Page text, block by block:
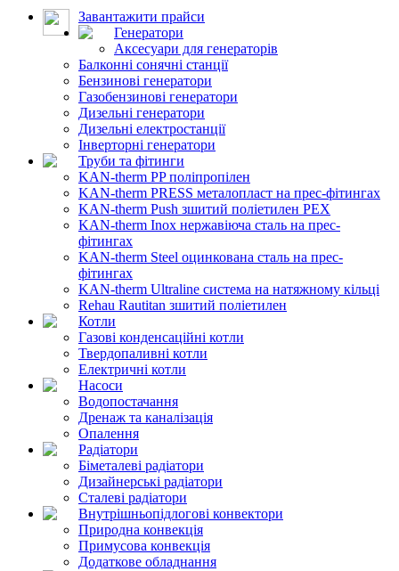
Завантажити прайси
Генератори
Аксесуари для генераторів
Балконні сонячні станції
Бензинові генератори
Газобензинові генератори
Дизельні генератори
Дизельні електростанції
Інверторні генератори
Труби та фітинги
KAN-therm PP поліпропілен
KAN-therm PRESS металопласт на прес-фітингах
KAN-therm Push зшитий поліетилен PEX
KAN-therm Inox нержавіюча сталь на прес-
фітингах
KAN-therm Steel оцинкована сталь на прес-
фітингах
KAN-therm Ultraline система на натяжному кільці
Rehau Rautitan зшитий поліетилен
Котли
Газові конденсаційні котли
Твердопаливні котли
Електричні котли
Насоси
Водопостачання
Дренаж та каналізація
Опалення
Радіатори
Біметалеві радіатори
Дизайнерські радіатори
Сталеві радіатори
Внутрішньопідлогові конвектори
Природна конвекція
Примусова конвекція
Додаткове обладнання